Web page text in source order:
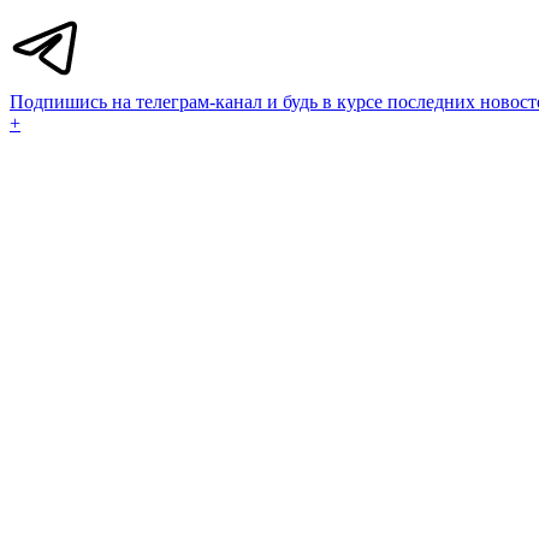
Подпишись на телеграм-канал и будь в курсе последних
+